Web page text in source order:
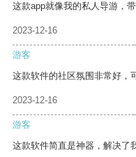
这款app就像我的私人导游，
2023-12-16
游客
这款软件的社区氛围非常好，
2023-12-16
游客
这款软件简直是神器，解决了